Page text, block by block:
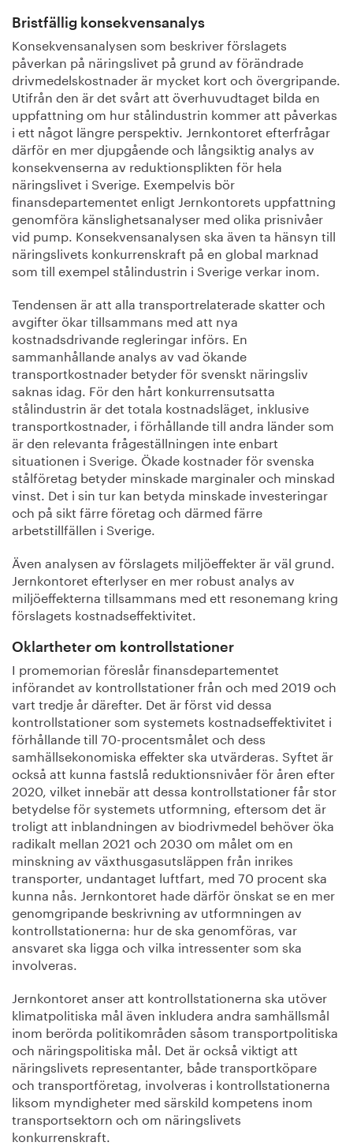
Bristfällig konsekvensanalys
Konsekvensanalysen som beskriver förslagets
påverkan på näringslivet på grund av förändrade
drivmedelskostnader är mycket kort och övergripande.
Utifrån den är det svårt att överhuvudtaget bilda en
uppfattning om hur stålindustrin kommer att påverkas
i ett något längre perspektiv. Jernkontoret efterfrågar
därför en mer djupgående och långsiktig analys av
konsekvenserna av reduktionsplikten för hela
näringslivet i Sverige. Exempelvis bör
finansdepartementet enligt Jernkontorets uppfattning
genomföra känslighetsanalyser med olika prisnivåer
vid pump. Konsekvensanalysen ska även ta hänsyn till
näringslivets konkurrenskraft på en global marknad
som till exempel stålindustrin i Sverige verkar inom.
Tendensen är att alla transportrelaterade skatter och
avgifter ökar tillsammans med att nya
kostnadsdrivande regleringar införs. En
sammanhållande analys av vad ökande
transportkostnader betyder för svenskt näringsliv
saknas idag. För den hårt konkurrensutsatta
stålindustrin är det totala kostnadsläget, inklusive
transportkostnader, i förhållande till andra länder som
är den relevanta frågeställningen inte enbart
situationen i Sverige. Ökade kostnader för svenska
stålföretag betyder minskade marginaler och minskad
vinst. Det i sin tur kan betyda minskade investeringar
och på sikt färre företag och därmed färre
arbetstillfällen i Sverige.
Även analysen av förslagets miljöeffekter är väl grund.
Jernkontoret efterlyser en mer robust analys av
miljöeffekterna tillsammans med ett resonemang kring
förslagets kostnadseffektivitet.
Oklartheter om kontrollstationer
I promemorian föreslår finansdepartementet
införandet av kontrollstationer från och med 2019 och
vart tredje år därefter. Det är först vid dessa
kontrollstationer som systemets kostnadseffektivitet i
förhållande till 70-procentsmålet och dess
samhällsekonomiska effekter ska utvärderas. Syftet är
också att kunna fastslå reduktionsnivåer för åren efter
2020, vilket innebär att dessa kontrollstationer får stor
betydelse för systemets utformning, eftersom det är
troligt att inblandningen av biodrivmedel behöver öka
radikalt mellan 2021 och 2030 om målet om en
minskning av växthusgasutsläppen från inrikes
transporter, undantaget luftfart, med 70 procent ska
kunna nås. Jernkontoret hade därför önskat se en mer
genomgripande beskrivning av utformningen av
kontrollstationerna: hur de ska genomföras, var
ansvaret ska ligga och vilka intressenter som ska
involveras.
Jernkontoret anser att kontrollstationerna ska utöver
klimatpolitiska mål även inkludera andra samhällsmål
inom berörda politikområden såsom transportpolitiska
och näringspolitiska mål. Det är också viktigt att
näringslivets representanter, både transportköpare
och transportföretag, involveras i kontrollstationerna
liksom myndigheter med särskild kompetens inom
transportsektorn och om näringslivets
konkurrenskraft.